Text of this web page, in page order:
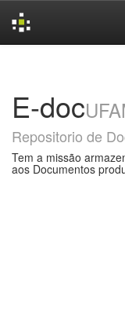
E-doc
Repositorio de
Tem a missão
aos Documentos